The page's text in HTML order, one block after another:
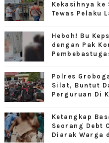
Kekasihnya
Tewas Pelaku
Heboh! Bu
dengan Pak
Polres
Silat, Buntut
Perguruan Di
Ketangkap
Seorang Debt
Diarak Warga